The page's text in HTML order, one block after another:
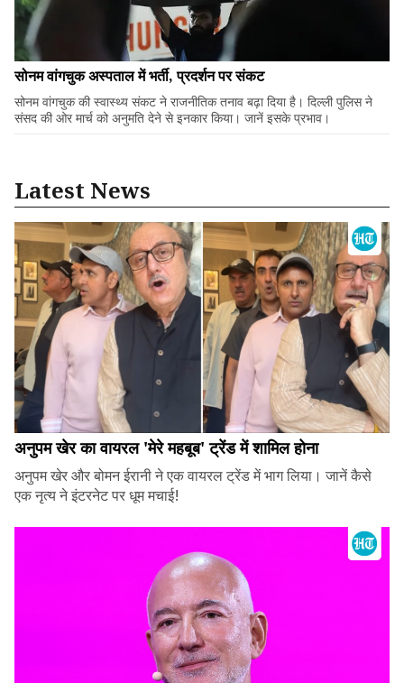
सोनम वांगचुक अस्पताल में भर्ती, प्रदर्शन पर संकट
सोनम वांगचुक की स्वास्थ्य संकट ने राजनीतिक तनाव बढ़ा दिया है। दिल्ली पुलिस ने
संसद की ओर मार्च को अनुमति देने से इनकार किया। जानें इसके प्रभाव।
Latest News
अनुपम खेर का वायरल 'मेरे महबूब' ट्रेंड में शामिल होना
अनुपम खेर और बोमन ईरानी ने एक वायरल ट्रेंड में भाग लिया। जानें कैसे
एक नृत्य ने इंटरनेट पर धूम मचाई!